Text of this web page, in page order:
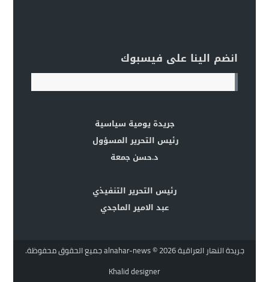
انضم الينا على فيسبوك
جريدة يومية سياسية
رئيس التحرير المسؤول
د.حسن جمعة
رئيس التحرير التنفيذي
عبد الامير الماجدي
جريدة النهار العراقية alnahar-news© 2026 جميع الحقوق محفوظة.
Khalid designer